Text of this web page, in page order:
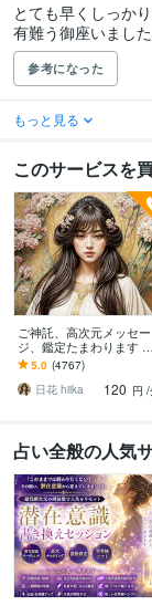
とても早くしっか
有難う御座いました
参考になった
もっと見る
このサービスを
ご神託、高次元メッセー
ジ、鑑定たまわります 天
命、人生総合みさせてい
ただきます
5.0 (4767)
日花 hiika
120 円 /
占い全般の人気